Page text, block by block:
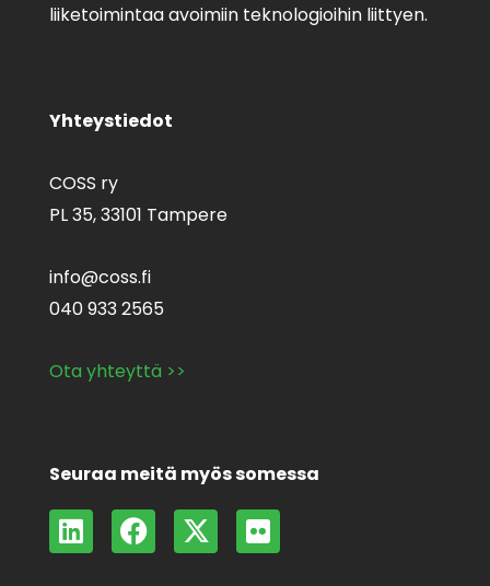
liiketoimintaa avoimiin teknologioihin liittyen.
Yhteystiedot
COSS ry
PL 35,33101 Tampere
info@coss.fi
040 933 2565
Ota yhteyttä >>
Seuraa meitä myös somessa
L
i
F
a
X
-
F
l